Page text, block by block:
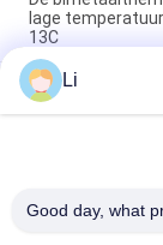
lage
13C
Onverwachte
125V 250V
Li
Good day, what